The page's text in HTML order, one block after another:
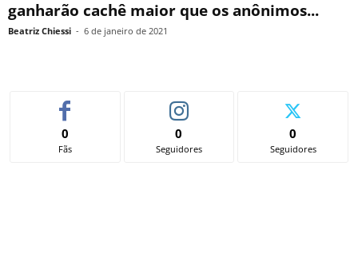
ganharão cachê maior que os anônimos...
Beatriz Chiessi - 6 de janeiro de 2021
0
Fãs
0
Seguidores
0
Seguidores